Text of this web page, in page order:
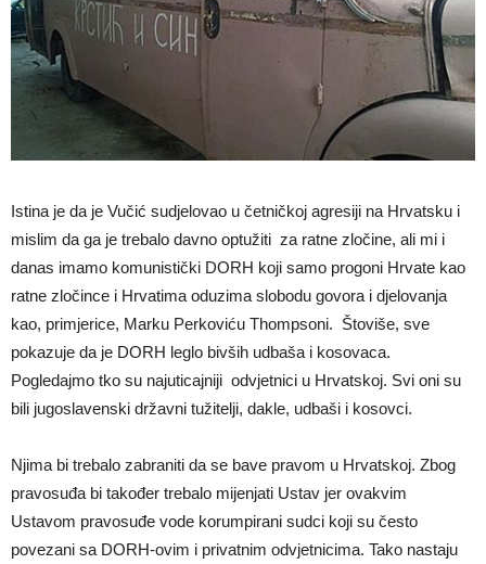
Istina je da je Vučić sudjelovao u četničkoj agresiji na Hrvatsku i
mislim da ga je trebalo davno optužiti za ratne zločine, ali mi i
danas imamo komunistički DORH koji samo progoni Hrvate kao
ratne zločince i Hrvatima oduzima slobodu govora i djelovanja
kao, primjerice, Marku Perkoviću Thompsoni. Štoviše, sve
pokazuje da je DORH leglo bivših udbaša i kosovaca.
Pogledajmo tko su najuticajniji odvjetnici u Hrvatskoj. Svi oni su
bili jugoslavenski državni tužitelji, dakle, udbaši i kosovci.
Njima bi trebalo zabraniti da se bave pravom u Hrvatskoj. Zbog
pravosuđa bi također trebalo mijenjati Ustav jer ovakvim
Ustavom pravosuđe vode korumpirani sudci koji su često
povezani sa DORH-ovim i privatnim odvjetnicima. Tako nastaju